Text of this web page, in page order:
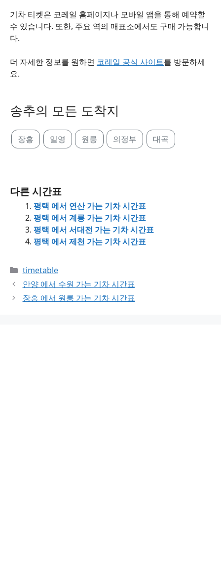
기차 티켓은 코레일 홈페이지나 모바일 앱을 통해 예약할
수 있습니다. 또한, 주요 역의 매표소에서도 구매 가능합니
다.
더 자세한 정보를 원하면 코레일 공식 사이트를 방문하세
요.
송추의 모든 도착지
장흥 일영 원릉 의정부 대곡
다른 시간표
평택 에서 연산 가는 기차 시간표
평택 에서 계룡 가는 기차 시간표
평택 에서 서대전 가는 기차 시간표
평택 에서 제천 가는 기차 시간표
Categories
timetable
안양 에서 수원 가는 기차 시간표
장흥 에서 원릉 가는 기차 시간표